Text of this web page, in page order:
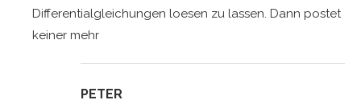
Differentialgleichungen loesen zu lassen. Dann postet
keiner mehr
PETER